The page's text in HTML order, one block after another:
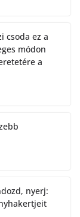
csoda ez a
módon
a
nyerj: